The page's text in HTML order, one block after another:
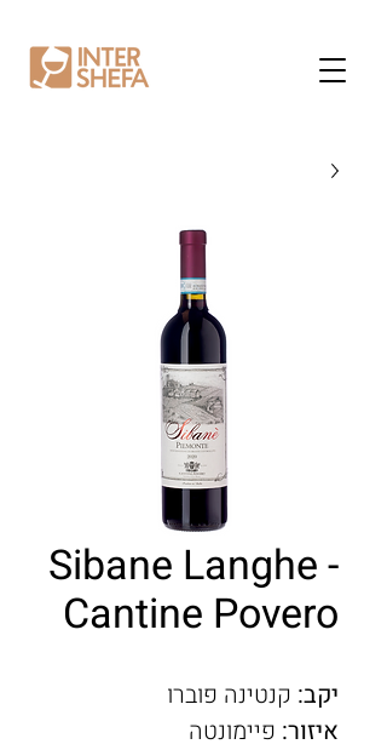
Sibane Langhe -
Cantine Povero
יקב: קנטינה פוברו
איזור: פיימונטה